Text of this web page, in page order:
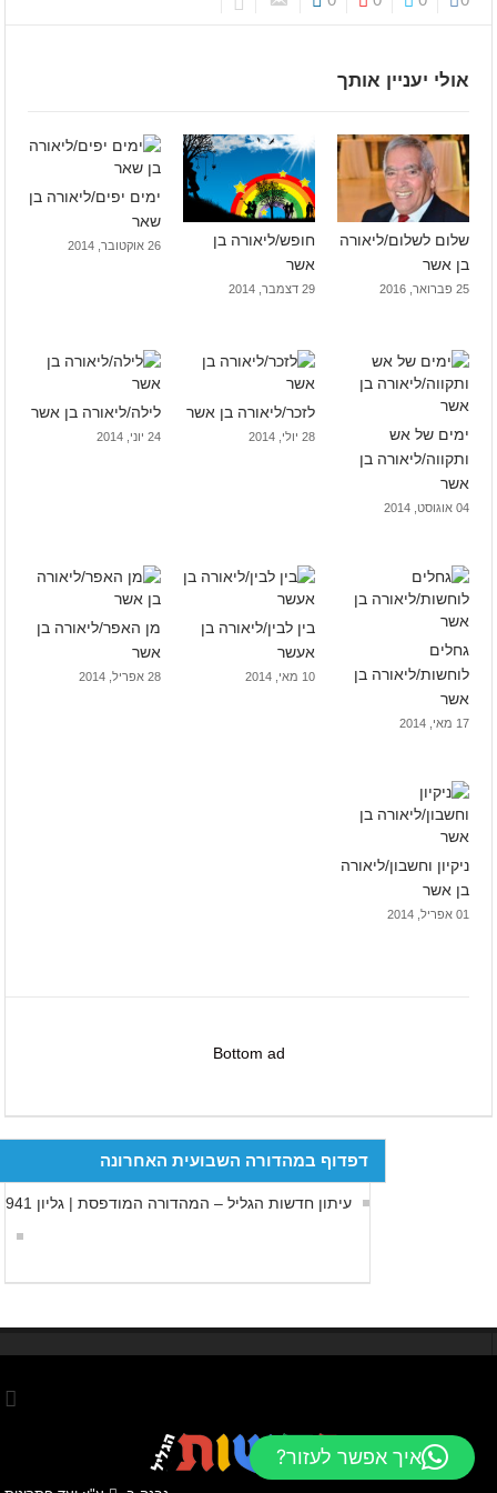
אולי יעניין אותך
שלום לשלום/ליאורה
בן אשר
25 פברואר, 2016
חופש/ליאורה בן
אשר
29 דצמבר, 2014
ימים יפים/ליאורה בן
שאר
26 אוקטובר, 2014
ימים של אש
ותקווה/ליאורה בן
אשר
04 אוגוסט, 2014
לזכר/ליאורה בן אשר
28 יולי, 2014
לילה/ליאורה בן אשר
24 יוני, 2014
גחלים
לוחשות/ליאורה בן
אשר
17 מאי, 2014
בין לבין/ליאורה בן
אעשר
10 מאי, 2014
מן האפר/ליאורה בן
אשר
28 אפריל, 2014
ניקיון וחשבון/ליאורה
בן אשר
01 אפריל, 2014
Bottom ad
דפדוף במהדורה השבועית האחרונה
עיתון חדשות הגליל – המהדורה המודפסת | גליון 941
איך אפשר לעזור?